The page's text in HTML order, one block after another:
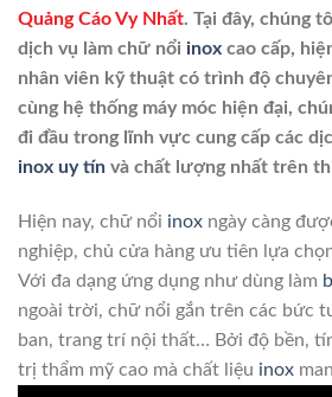
Quảng Cáo Vy Nhất. Tại đây, chúng
dịch vụ làm chữ nổi inox cao cấp,
nhân viên kỹ thuật có trình độ
cùng hệ thống máy móc hiện đại,
đi đầu trong lĩnh vực cung cấp các
inox uy tín và chất lượng nhất trên
Hiện nay, chữ nổi inox ngày càng
nghiệp, chủ cửa hàng ưu tiên lựa
Với đa dạng ứng dụng như dùng làm
ngoài trời, chữ nổi gắn trên các bức
ban, trang trí nội thất… Bởi độ bền,
trị thẩm mỹ cao mà chất liệu inox